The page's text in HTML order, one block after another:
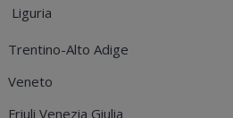
Liguria
Trentino-Alto Adige
Veneto
Friuli Venezia Giulia